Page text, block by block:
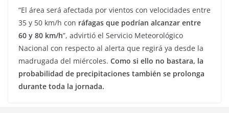
“El área será afectada por vientos con velocidades entre
35 y 50 km/h con ráfagas que podrían alcanzar entre
60 y 80 km/h”, advirtió el Servicio Meteorológico
Nacional con respecto al alerta que regirá ya desde la
madrugada del miércoles. Como si ello no bastara, la
probabilidad de precipitaciones también se prolonga
durante toda la jornada.